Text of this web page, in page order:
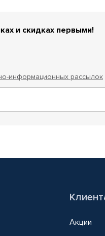
и скидках первыми!
информационных рассылок
Акции